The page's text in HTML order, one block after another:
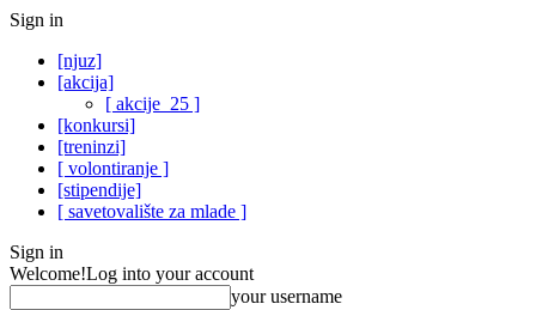
Sign in
[njuz]
[akcija]
[ akcije_25 ]
[konkursi]
[treninzi]
[ volontiranje ]
[stipendije]
[ savetovalište za mlade ]
Sign in
Welcome!Log into your account
your username